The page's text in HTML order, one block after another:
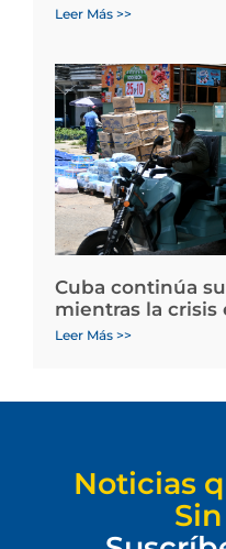
Leer Más >>
Cuba continúa
mientras la crisis
Leer Más >>
Noticias